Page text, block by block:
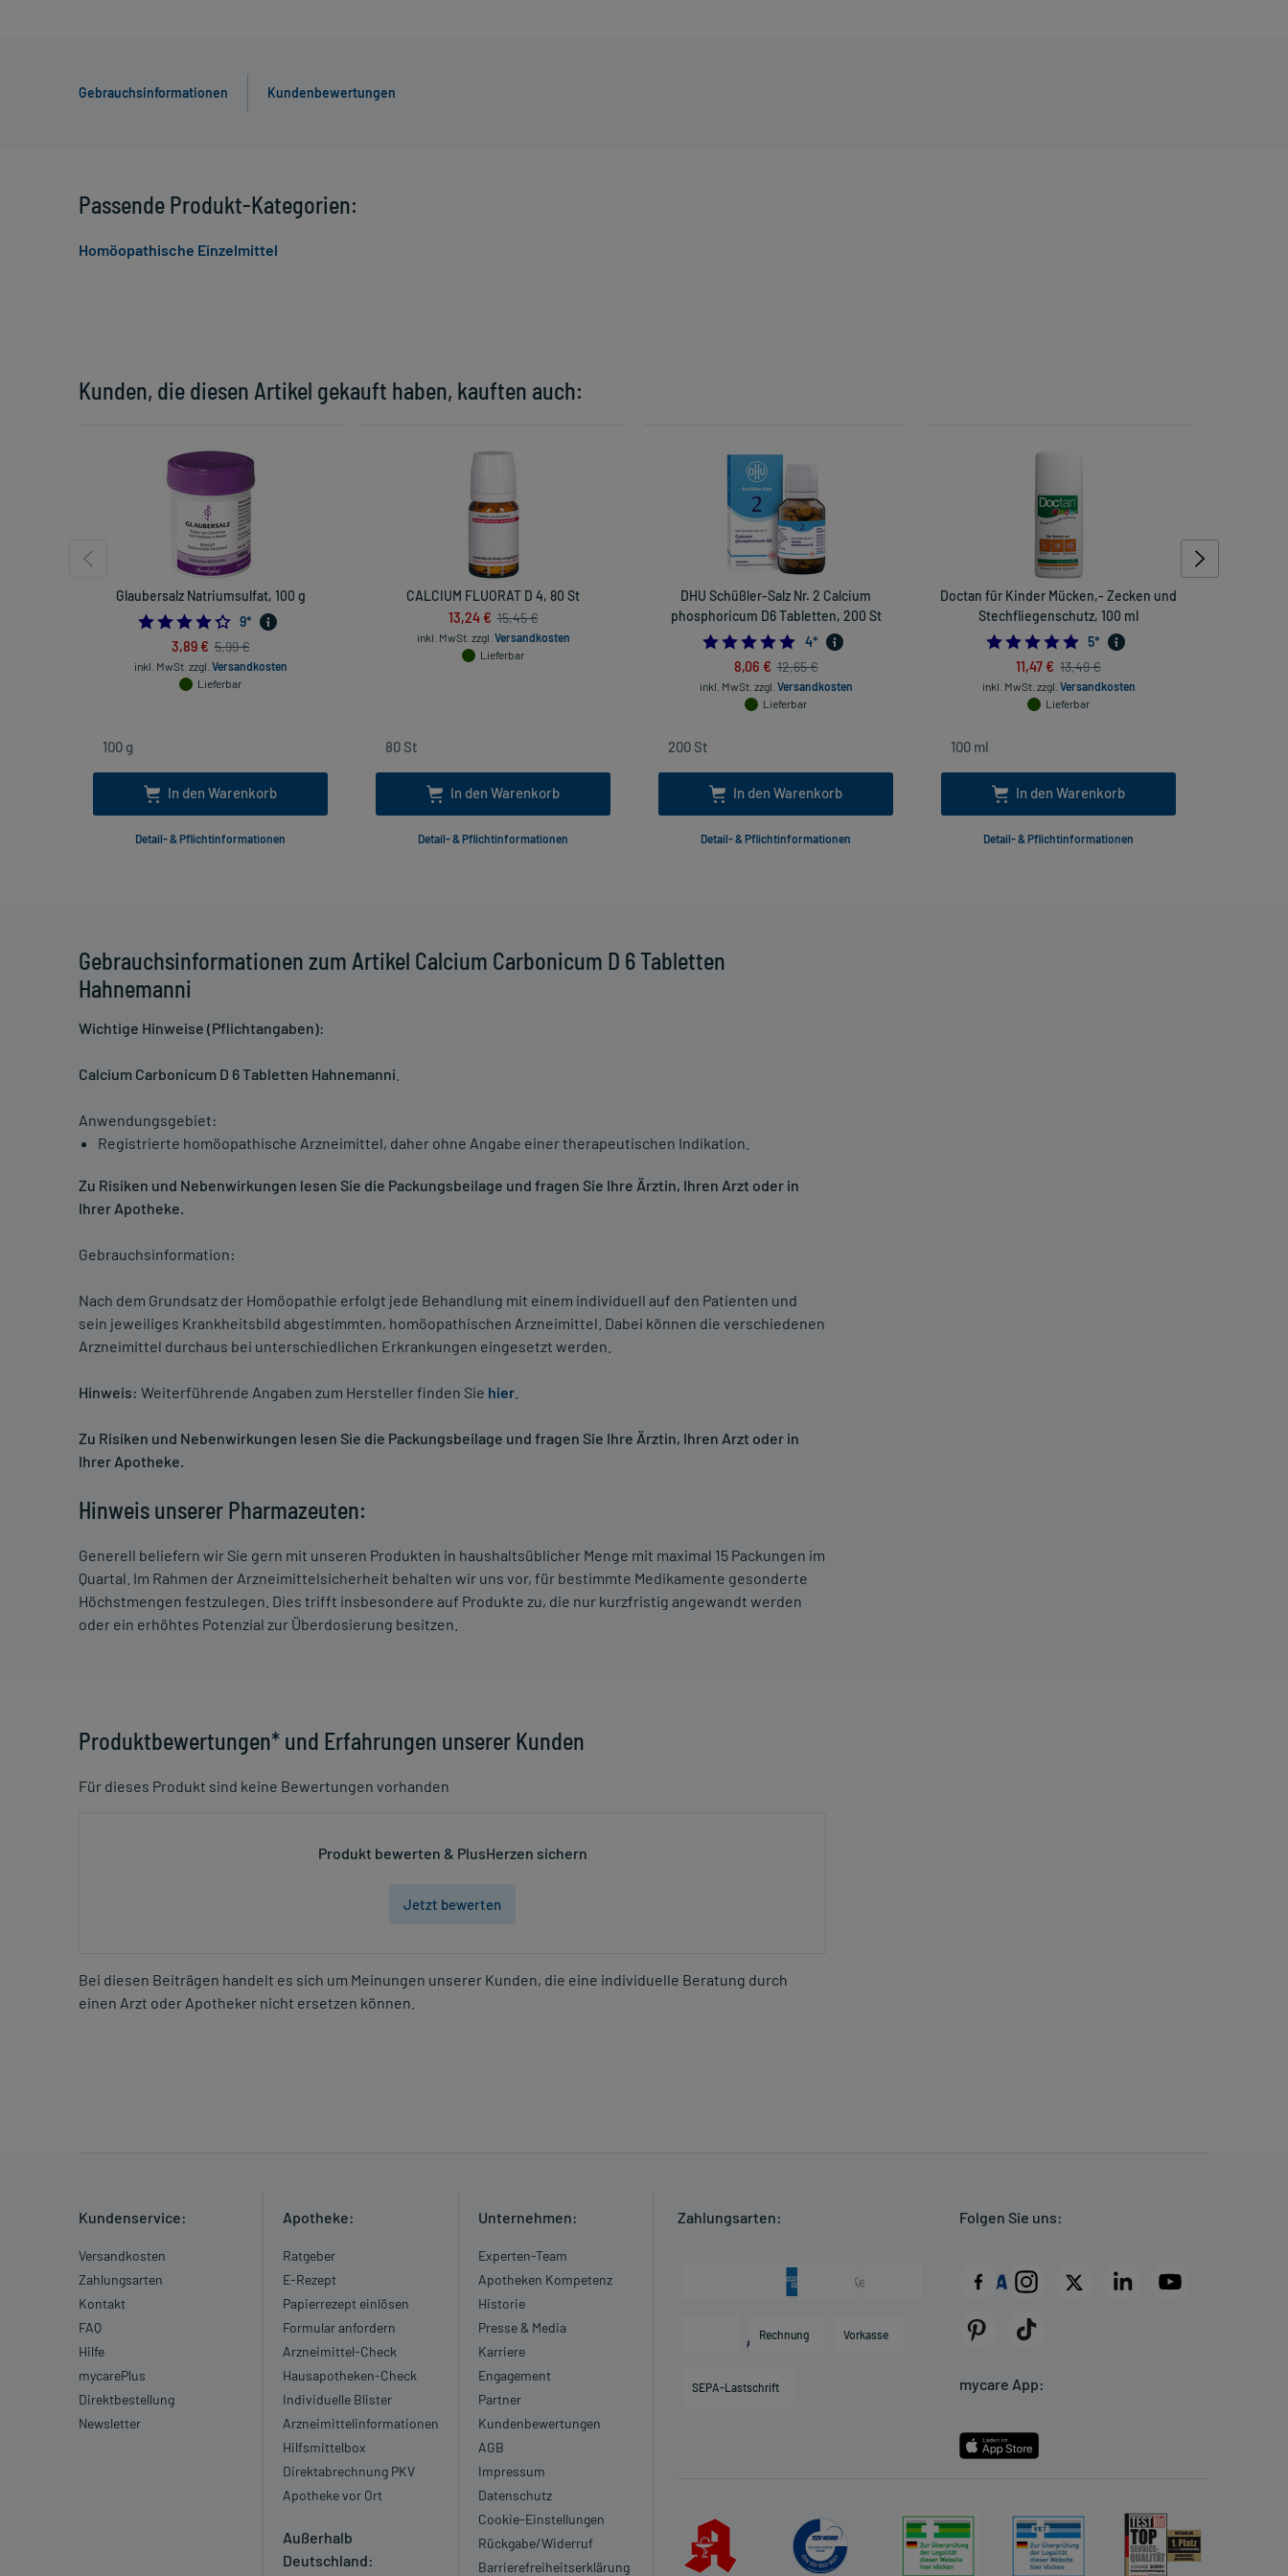
Gebrauchsinformationen Kundenbewertungen
Gebrauchsinformationen zum Artikel Calcium Carbonicum D 6 Tabletten
Hahnemanni
Wichtige Hinweise (Pflichtangaben):
Calcium Carbonicum D 6 Tabletten Hahnemanni
Anwendungsgebiet:
Registrierte homöopathische Arzneimittel, daher ohne Angabe einer therapeutischen Indikation.
Zu Risiken und Nebenwirkungen lesen Sie die Packungsbeilage und fragen Sie Ihre Ärztin, Ihren Arzt oder in
Ihrer Apotheke.
Gebrauchsinformation:
Nach dem Grundsatz der Homöopathie erfolgt jede Behandlung mit einem individuell auf den Patienten und
sein jeweiliges Krankheitsbild abgestimmten, homöopathischen Arzneimittel. Dabei können die verschiedenen
Arzneimittel durchaus bei unterschiedlichen Erkrankungen eingesetzt werden.
Hinweis: Weiterführende Angaben zum Hersteller finden Sie hier
Zu Risiken und Nebenwirkungen lesen Sie die Packungsbeilage und fragen Sie Ihre Ärztin, Ihren Arzt oder in
Ihrer Apotheke.
Hinweis unserer Pharmazeuten:
Generell beliefern wir Sie gern mit unseren Produkten in haushaltsüblicher Menge mit maximal 15 Packungen im
Quartal. Im Rahmen der Arzneimittelsicherheit behalten wir uns vor, für bestimmte Medikamente gesonderte
Höchstmengen festzulegen. Dies trifft insbesondere auf Produkte zu, die nur kurzfristig angewandt werden
oder ein erhöhtes Potenzial zur Überdosierung besitzen.
Produktbewertungen* und Erfahrungen unserer Kunden
Für dieses Produkt sind keine Bewertungen vorhanden
Produkt bewerten & PlusHerzen sichern
Jetzt bewerten
Bei diesen Beiträgen handelt es sich um Meinungen unserer Kunden, die eine individuelle Beratung durch
einen Arzt oder Apotheker nicht ersetzen können.
Kunden, die diesen Artikel gekauft haben, kauften auch:
Glaubersalz Natriumsulfat, 100 g
4.333333333333333
9*
3,89 € 5,99 €
inkl. MwSt. zzgl. Versandkosten
Lieferbar
In den Warenkorb
Detail- & Pflichtinformationen
CALCIUM FLUORAT D 4, 80 St
13,24 € 15,45 €
inkl. MwSt. zzgl. Versandkosten
Lieferbar
In den Warenkorb
Detail- & Pflichtinformationen
DHU Schüßler-Salz Nr. 2 Calcium
phosphoricum D6 Tabletten, 200 St
5.0
4*
8,06 € 12,65 €
inkl. MwSt. zzgl. Versandkosten
Lieferbar
In den Warenkorb
Detail- & Pflichtinformationen
Doctan für Kinder Mücken,- Zecken und
Stechfliegenschutz, 100 ml
4.8
5*
11,47 € 13,49 €
inkl. MwSt. zzgl. Versandkosten
Lieferbar
In den Warenkorb
Detail- & Pflichtinformationen
Passende Produkt-Kategorien:
Homöopathische Einzelmittel
Kundenservice:
Versandkosten
Zahlungsarten
Kontakt
FAQ
Hilfe
mycarePlus
Direktbestellung
Newsletter
Apotheke:
Ratgeber
E-Rezept
Papierrezept einlösen
Formular anfordern
Arzneimittel-Check
Hausapotheken-Check
Individuelle Blister
Arzneimittelinformationen
Hilfsmittelbox
Direktabrechnung PKV
Apotheke vor Ort
Außerhalb
Deutschland:
Unternehmen:
Experten-Team
Apotheken Kompetenz
Historie
Presse & Media
Karriere
Engagement
Partner
Kundenbewertungen
AGB
Impressum
Datenschutz
Cookie-Einstellungen
Rückgabe/Widerruf
Barrierefreiheitserklärung
Zahlungsarten:
Rechnung Vorkasse
SEPA-Lastschrift
Folgen Sie uns:
mycare App: